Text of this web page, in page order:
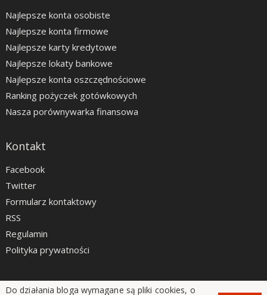
Najlepsze konta osobiste
Najlepsze konta firmowe
Najlepsze karty kredytowe
Najlepsze lokaty bankowe
Najlepsze konta oszczędnościowe
Ranking pożyczek gotówkowych
Nasza porównywarka finansowa
Kontakt
Facebook
Twitter
Formularz kontaktowy
RSS
Regulamin
Polityka prywatności
Do działania bloga wymagane są pliki cookies, o